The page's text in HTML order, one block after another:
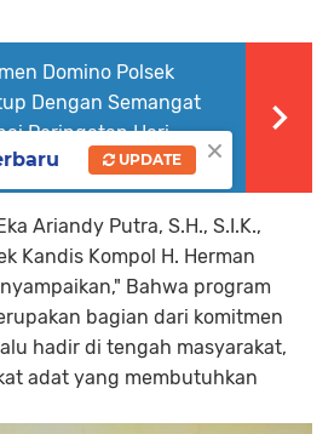
Domino Polsek
Dengan Semangat
Peringatan Hari
Ariandy Putra, S.H., S.I.K.,
Kandis Kompol H. Herman
Bahwa program
bagian dari komitmen
hadir di tengah masyarakat,
adat yang membutuhkan
×
UPDATE